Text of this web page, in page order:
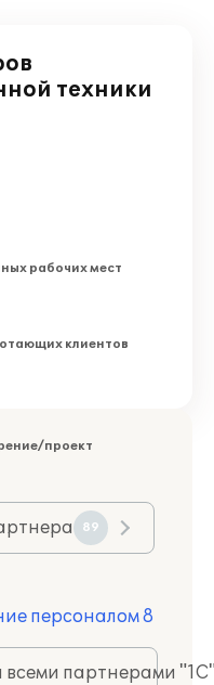
техники
рабочих мест
клиентов
проект
89
персоналом 8
всеми партнерами